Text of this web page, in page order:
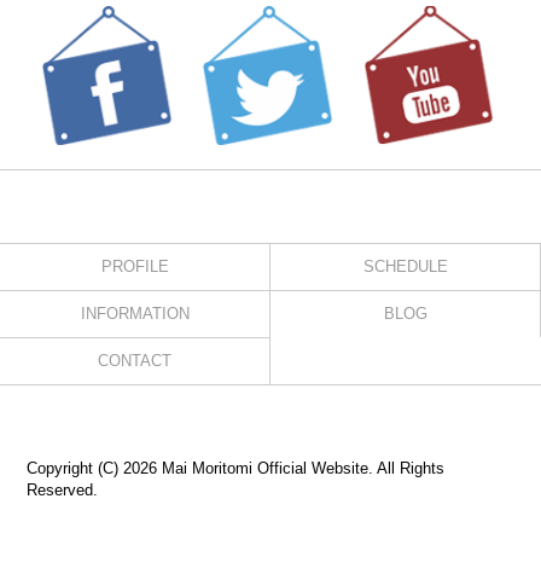
PROFILE SCHEDULE
INFORMATION BLOG
CONTACT
Copyright (C) 2026 Mai Moritomi Official Website. All Rights
Reserved.